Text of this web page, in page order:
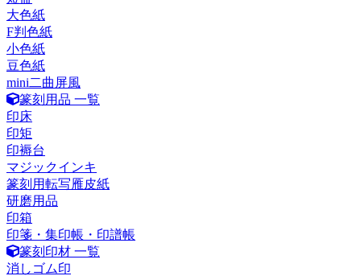
大色紙
F判色紙
小色紙
豆色紙
mini二曲屏風
篆刻用品 一覧
印床
印矩
印褥台
マジックインキ
篆刻用転写雁皮紙
研磨用品
印箱
印箋・集印帳・印譜帳
篆刻印材 一覧
消しゴム印